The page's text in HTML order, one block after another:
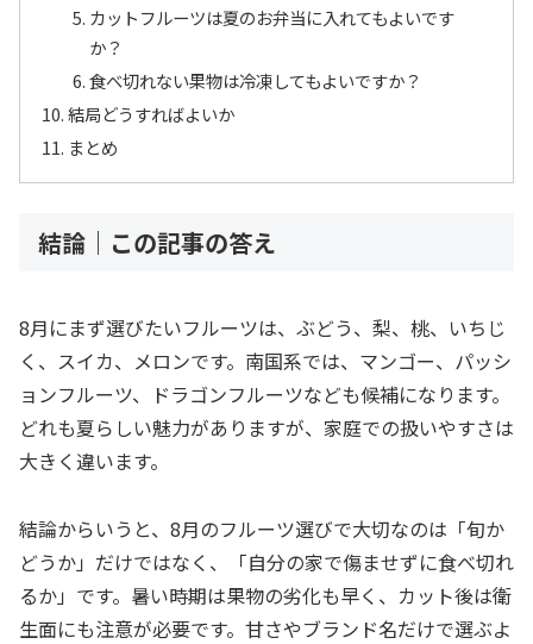
カットフルーツは夏のお弁当に入れてもよいです
か？
食べ切れない果物は冷凍してもよいですか？
結局どうすればよいか
まとめ
結論｜この記事の答え
8月にまず選びたいフルーツは、ぶどう、梨、桃、いちじ
く、スイカ、メロンです。南国系では、マンゴー、パッシ
ョンフルーツ、ドラゴンフルーツなども候補になります。
どれも夏らしい魅力がありますが、家庭での扱いやすさは
大きく違います。
結論からいうと、8月のフルーツ選びで大切なのは「旬か
どうか」だけではなく、「自分の家で傷ませずに食べ切れ
るか」です。暑い時期は果物の劣化も早く、カット後は衛
生面にも注意が必要です。甘さやブランド名だけで選ぶよ